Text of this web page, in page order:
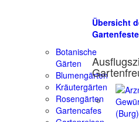
Übersicht
Botanische
Gärten
Blumengärten
Kräutergärten
Rosengärten
Gartencafes